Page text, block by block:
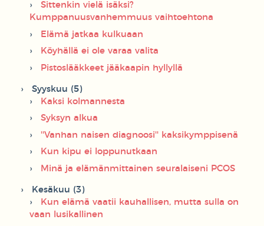
Sittenkin vielä isäksi?
Kumppanuusvanhemmuus vaihtoehtona
Elämä jatkaa kulkuaan
Köyhällä ei ole varaa valita
Pistoslääkkeet jääkaapin hyllyllä
Syyskuu (5)
Kaksi kolmannesta
Syksyn alkua
''Vanhan naisen diagnoosi'' kaksikymppisenä
Kun kipu ei loppunutkaan
Minä ja elämänmittainen seuralaiseni PCOS
Kesäkuu (3)
Kun elämä vaatii kauhallisen, mutta sulla on
vaan lusikallinen